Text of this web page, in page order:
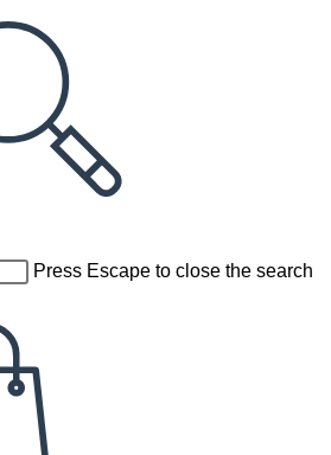
Press Escape to close the search